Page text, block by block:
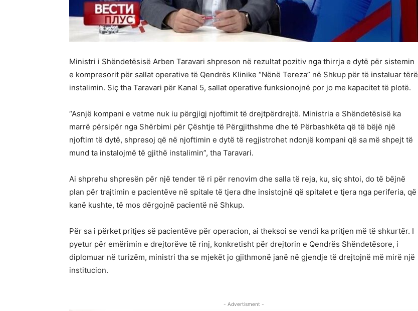
Ministri i Shëndetësisë Arben Taravari shpreson në rezultat pozitiv nga thirrja e dytë për sistemin
e kompresorit për sallat operative të Qendrës Klinike “Nënë Tereza” në Shkup për të instaluar tërë
instalimin. Siç tha Taravari për Kanal 5, sallat operative funksionojnë por jo me kapacitet të plotë.
“Asnjë kompani e vetme nuk iu përgjigj njoftimit të drejtpërdrejtë. Ministria e Shëndetësisë ka
marrë përsipër nga Shërbimi për Çështje të Përgjithshme dhe të Përbashkëta që të bëjë një
njoftim të dytë, shpresoj që në njoftimin e dytë të regjistrohet ndonjë kompani që sa më shpejt të
mund ta instalojmë të gjithë instalimin”, tha Taravari.
Ai shprehu shpresën për një tender të ri për renovim dhe salla të reja, ku, siç shtoi, do të bëjnë
plan për trajtimin e pacientëve në spitale të tjera dhe insistojnë që spitalet e tjera nga periferia, që
kanë kushte, të mos dërgojnë pacientë në Shkup.
Për sa i përket pritjes së pacientëve për operacion, ai theksoi se vendi ka pritjen më të shkurtër. I
pyetur për emërimin e drejtorëve të rinj, konkretisht për drejtorin e Qendrës Shëndetësore, i
diplomuar në turizëm, ministri tha se mjekët jo gjithmonë janë në gjendje të drejtojnë më mirë një
institucion.
- Advertisment -